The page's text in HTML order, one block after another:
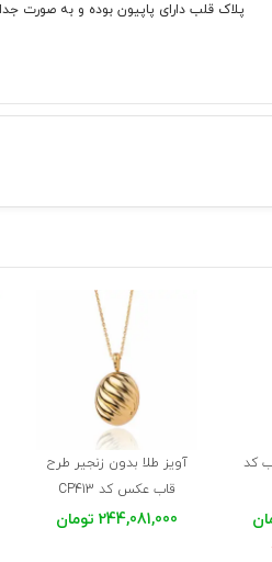
پلاک قلب دارای پاپیون بوده و به صورت
کد
آویز طلا بدون زنجیر طرح
قاب عکس کد CP413
244,081,000 تومان